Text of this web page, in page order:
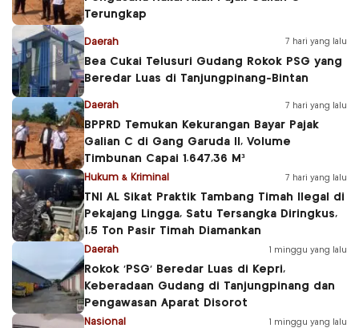
Terungkap
Daerah 7 hari yang lalu
Bea Cukai Telusuri Gudang Rokok PSG yang
Beredar Luas di Tanjungpinang-Bintan
Daerah 7 hari yang lalu
BPPRD Temukan Kekurangan Bayar Pajak
Galian C di Gang Garuda II, Volume
Timbunan Capai 1.647,36 M³
Hukum & Kriminal 7 hari yang lalu
TNI AL Sikat Praktik Tambang Timah Ilegal di
Pekajang Lingga, Satu Tersangka Diringkus,
1,5 Ton Pasir Timah Diamankan
Daerah 1 minggu yang lalu
Rokok ‘PSG’ Beredar Luas di Kepri,
Keberadaan Gudang di Tanjungpinang dan
Pengawasan Aparat Disorot
Nasional 1 minggu yang lalu